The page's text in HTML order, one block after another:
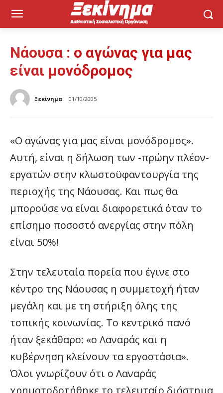
Νάουσα : ο αγώνας για μας
είναι μονόδρομος
Ξεκίνημα 01/10/2005
«Ο αγώνας για μας είναι μονόδρομος».
Αυτή, είναι η δήλωση των -πρώην πλέον-
εργατών στην κλωστοϋφαντουργία της
περιοχής της Νάουσας. Και πως θα
μπορούσε να είναι διαφορετικά όταν το
επίσημο ποσοστό ανεργίας στην πόλη
είναι 50%!
Στην τελευταία πορεία που έγινε στο
κέντρο της Νάουσας η συμμετοχή ήταν
μεγάλη και με τη στήριξη όλης της
τοπικής κοινωνίας. Το κεντρικό πανό
ήταν ξεκάθαρο: «ο Λαναράς και η
κυβέρνηση κλείνουν τα εργοστάσια».
Όλοι γνωρίζουν ότι ο Λαναράς
χρηματοδοτήθηκε το τελευταίο διάστημα